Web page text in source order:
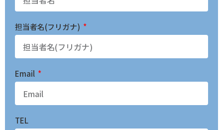
担当者名(フリガナ)
Email
TEL